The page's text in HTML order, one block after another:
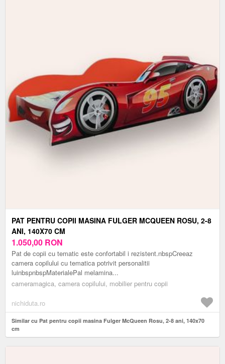
PAT PENTRU COPII MASINA FULGER MCQUEEN ROSU, 2-8
ANI, 140X70 CM
1.050,00 RON
Pat de copii cu tematic este confortabil i rezistent.nbspCreeaz
camera copilului cu tematica potrivit personalitii
luinbspnbspMaterialePal melamina...
cameramagica, camera copilului, mobilier pentru copii
nichiduta.ro
Similar cu Pat pentru copii masina Fulger McQueen Rosu, 2-8 ani, 140x70
cm